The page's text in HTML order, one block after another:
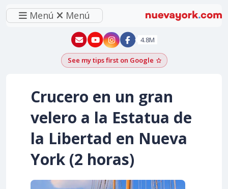
Menú Menú
New York - YouTube
New York - Instagram
4.8M
See my tips first on GoogleAdd as a Google
Crucero en un gran
velero a la Estatua de
la Libertad en Nueva
York (2 horas)